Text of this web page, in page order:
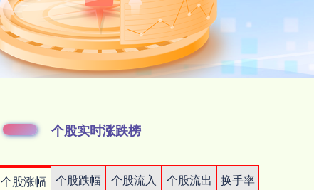
个股实时涨跌榜
个股涨幅 个股跌幅 个股流入 个股流出
换手率